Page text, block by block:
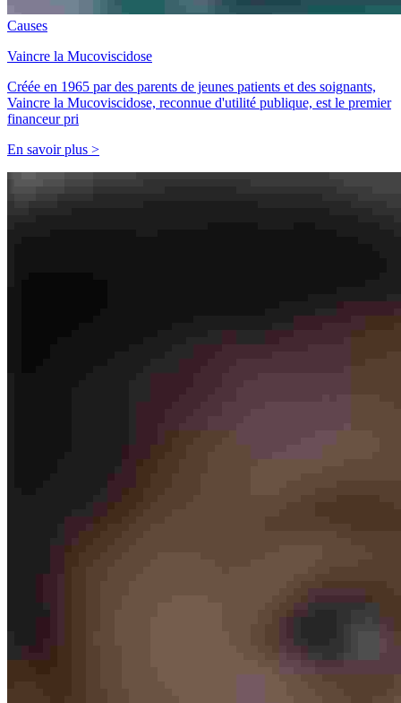
Causes
Vaincre la Mucoviscidose
Créée en 1965 par des parents de jeunes patients et des soignants,
Vaincre la Mucoviscidose, reconnue d'utilité publique, est le premier
financeur pri
En savoir plus >